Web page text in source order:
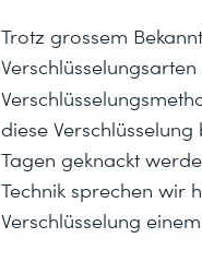
Trotz grossem
diese
Tagen geknackt
Technik sprechen wir
Verschlüsselung